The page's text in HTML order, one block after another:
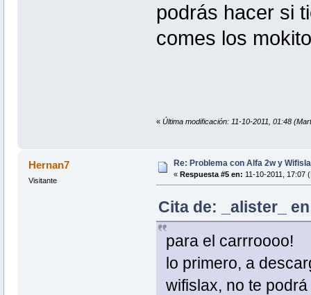
podrás hacer si
comes los
« Última modificación: 11-10-2011, 01:48
Hernan7
Visitante
Re: Problema con Alfa 2w y
« Respuesta #5 en: 11-10-2011, 17:07
Cita de: _alister_
para el carrroooo!
lo primero, a
wifislax, no te